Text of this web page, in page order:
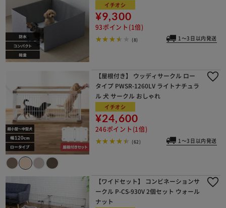
イチオシ
¥9,300
93ポイント(1倍)
(8) 1～3日以内発送
【屋根付き】 ウッディサークル ロー
タイプ PWSR-1260LV ライトナチュラ
ル 犬 サークル おしゃれ
イチオシ
¥24,600
246ポイント(1倍)
(62) 1～3日以内発送
【ワイドセット】 コンビネーションサ
ークル P-CS-930V 2個セット ウォール
ナット